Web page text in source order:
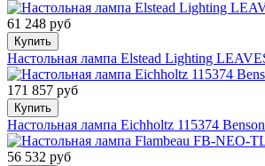
61 248 руб
Купить
Настольная лампа Elstead Lighting
171 857 руб
Купить
Настольная лампа Eichholtz 115374 Benson
56 532 руб